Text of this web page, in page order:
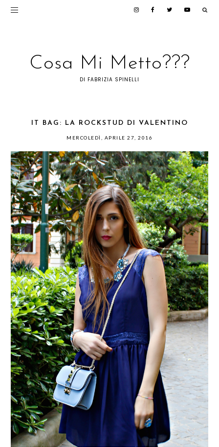
Cosa Mi Metto???
DI FABRIZIA SPINELLI
IT BAG: LA ROCKSTUD DI VALENTINO
MERCOLEDÌ, APRILE 27, 2016